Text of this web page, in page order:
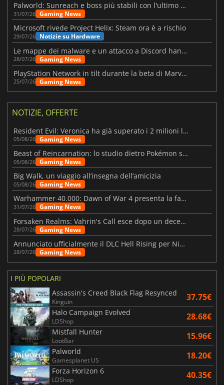
Palworld: Sunreach e boss più stabili con l'ultimo update
31/07/26 Gaming News
Microsoft rivede Project Helix: Steam ora è a rischio
29/07/26 Notizie su Hardware
Le mappe dei malware e un attacco a Discord hanno colpito Meccha Chameleon
28/07/26 Gaming News
PlayStation Network in tilt durante la beta di Marvel Tōkon
25/07/26 Gaming News
NOTIZIE, OFFERTE
Resident Evil: Veronica ha già superato i 2 milioni liste dei desideri
05/08/26 Gaming News
Beast of Reincarnation: lo studio dietro Pokémon su una nuova strada
05/08/26 Gaming News
Big Walk, un viaggio all’insegna dell’amicizia
05/08/26 Gaming News
Warhammer 40.000: Dawn of War 4 presenta la fazione dei Necron
31/07/26 Gaming News
Forsaken Realms: Vahrin's Call esce dopo un decennio di sviluppo
28/07/26 Gaming News
Annunciato ufficialmente il DLC Hell Rising per Nioh 3
28/07/26 Gaming News
I PIÙ POPOLARI
Assassin's Creed Black Flag Resynced
Kinguin 37.75€
Halo Campaign Evolved
LDShop 28.68€
Mistfall Hunter
LootBar 15.96€
Palworld
Gamesplanet US 18.20€
Forza Horizon 6
LDShop 40.35€